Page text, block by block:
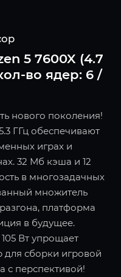
5 7600X (4.7
во ядер: 6 /
нового поколения!
ГГц обеспечивают
играх и
32 Мб кэша и 12
в многозадачных
множитель
платформа
в будущее.
Вт упрощает
сборки игровой
с перспективой!